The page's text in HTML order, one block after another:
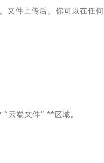
文件上传后，你可以在任何
云端文件”**区域。